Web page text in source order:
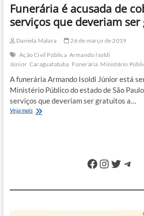
Funerária é acusada de
serviços que deveriam
Daniela Malara
26 de março de 2019
Ação Civil Pública Armando Isoldi
Júnior Caraguatatuba Funerária Ministério
A funerária Armando Isoldi Júnior está
Ministério Público do estado de São
serviços que deveriam ser gratuitos a…
Veja maisFunerária
ser
Facebook
Instagram
Twitter